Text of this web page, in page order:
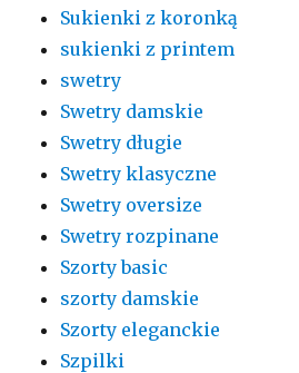
Sukienki z koronką
sukienki z printem
swetry
Swetry damskie
Swetry długie
Swetry klasyczne
Swetry oversize
Swetry rozpinane
Szorty basic
szorty damskie
Szorty eleganckie
Szpilki